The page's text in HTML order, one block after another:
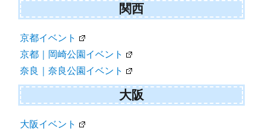
関西
京都イベント
京都｜岡崎公園イベント
奈良｜奈良公園イベント
大阪
大阪イベント